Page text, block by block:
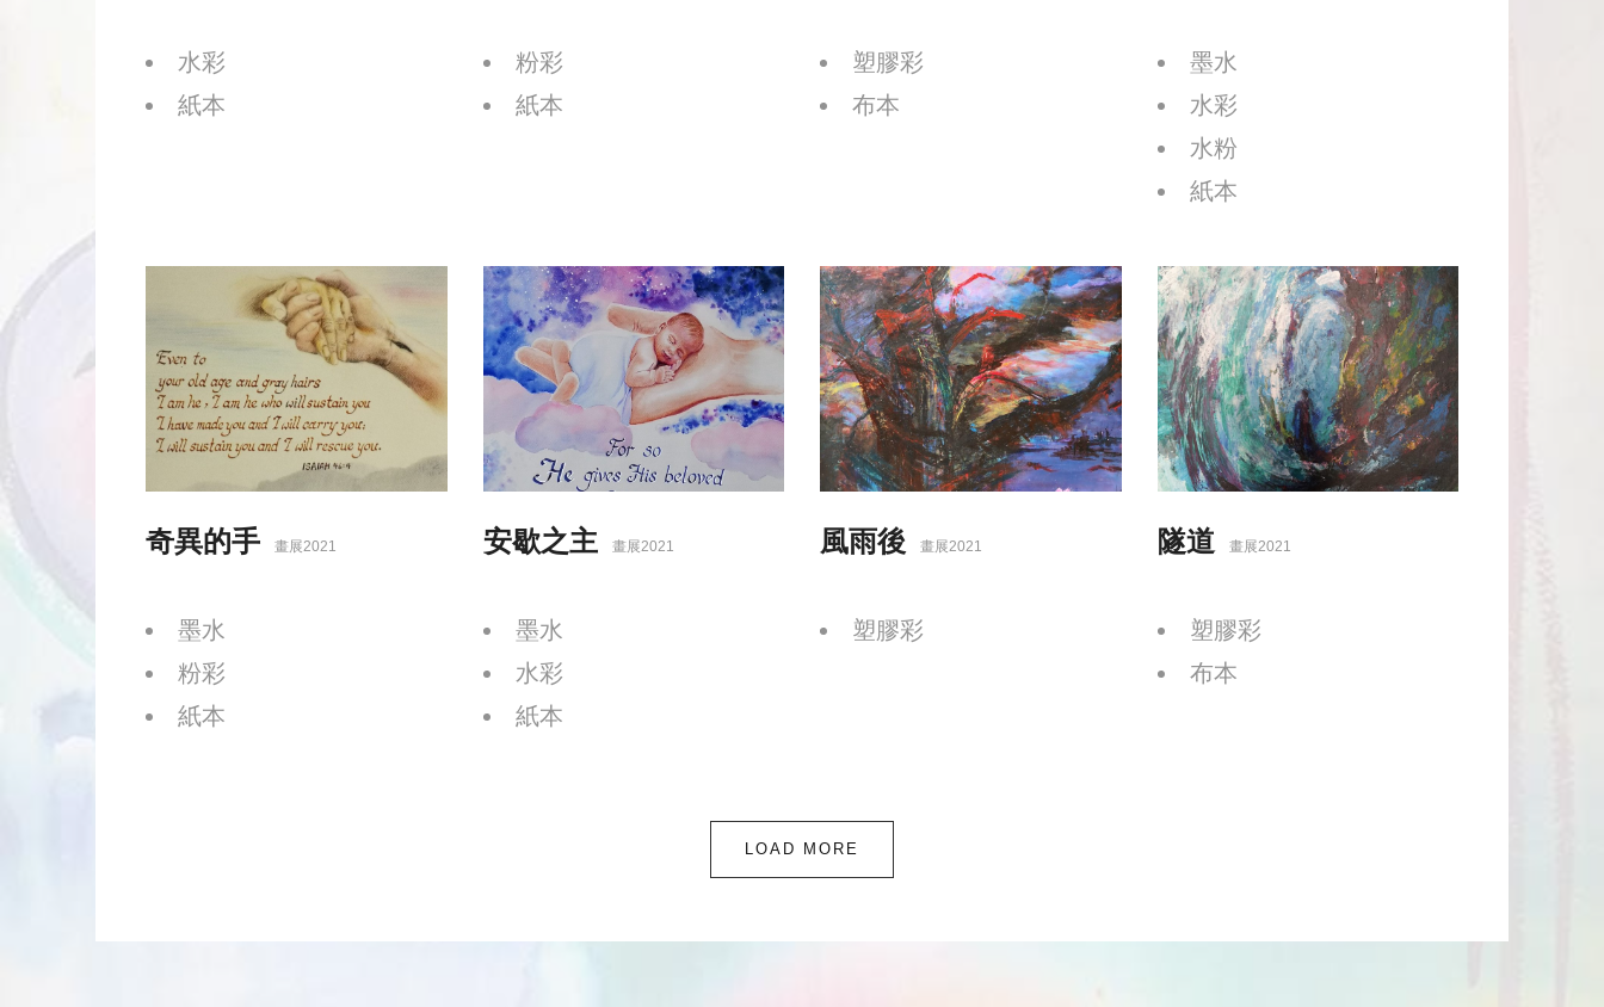
水彩
紙本
粉彩
紙本
塑膠彩
布本
墨水
水彩
水粉
紙本
奇異的手 畫展2021
墨水
粉彩
紙本
安歇之主 畫展2021
墨水
水彩
紙本
風雨後 畫展2021
塑膠彩
隧道 畫展2021
塑膠彩
布本
LOAD MORE